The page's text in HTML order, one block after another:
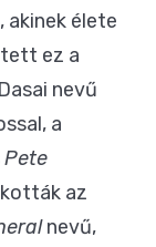
akinek élete
ez a
nevű
a
Pete
az
nevű,